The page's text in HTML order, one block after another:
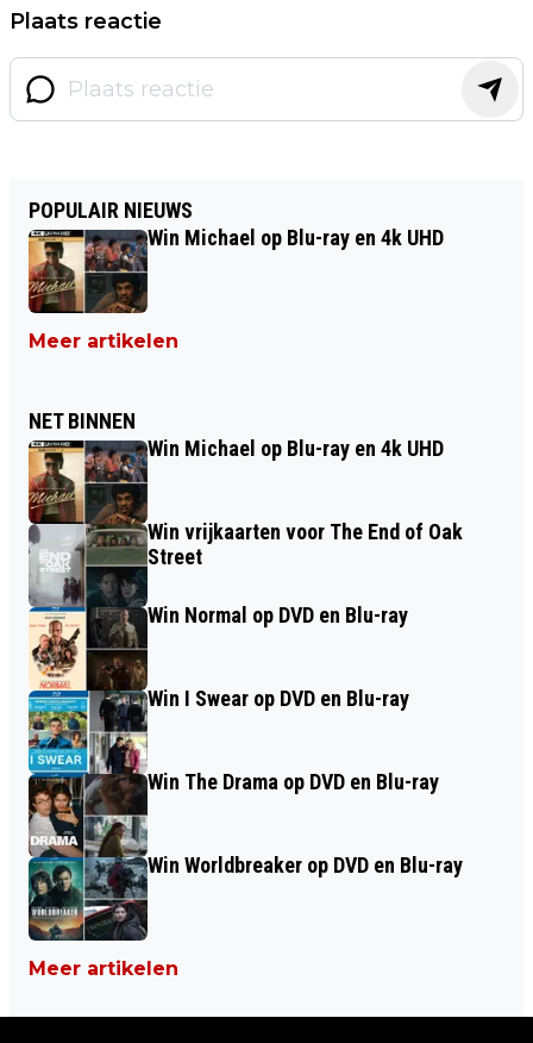
Plaats reactie
POPULAIR NIEUWS
Win Michael op Blu-ray en 4k UHD
Meer artikelen
NET BINNEN
Win Michael op Blu-ray en 4k UHD
Win vrijkaarten voor The End of Oak
Street
Win Normal op DVD en Blu-ray
Win I Swear op DVD en Blu-ray
Win The Drama op DVD en Blu-ray
Win Worldbreaker op DVD en Blu-ray
Meer artikelen